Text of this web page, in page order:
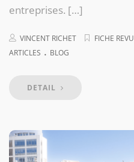
entreprises. […]
VINCENT RICHET FICHE
ARTICLES . BLOG
DETAIL